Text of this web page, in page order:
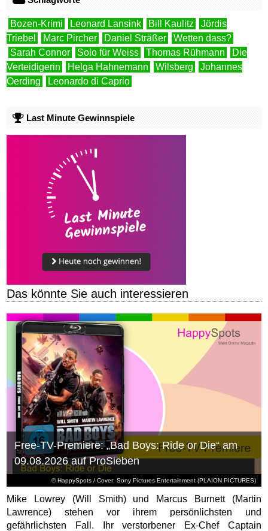
Bozen-Krimi Leonard Lansink Bill Kaulitz
Jördis
Triebel
Marc Pircher Daniel Sträßer
Wetten dass?
Sarah Connor
Solo für Weiss Thomas Rühmann
Die
Verteidigerin
Helga Hahnemann Wilsberg
Johannes
Oerding
Leonardo di Caprio
Last Minute Gewinnspiele
Das könnte Sie auch interessieren
© HappySpots / Cover: Sony Pictures Entertainment (PLAION PICTURES)
Free-TV-Premiere: „Bad Boys: Ride or Die“ am
09.08.2026 auf ProSieben
Mike Lowrey (Will Smith) und Marcus Burnett (Martin
Lawrence) stehen vor ihrem persönlichsten und
gefährlichsten Fall. Ihr verstorbener Ex-Chef Captain